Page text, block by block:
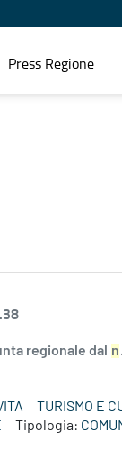
Press Regione
regionale dal n
TURISMO E
Tipologia: